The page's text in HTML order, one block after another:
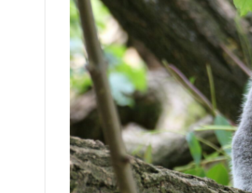
4パース留学のデメリットとは?
4.1パース留学のデメリット1.
4.2パース留学のデメリット
4.3パース留学のデメリット
4.4パース留学のデメリット
5パース留学の費用目安
6パース留学におすすめな人
6.1
英語力を本気で伸ばした